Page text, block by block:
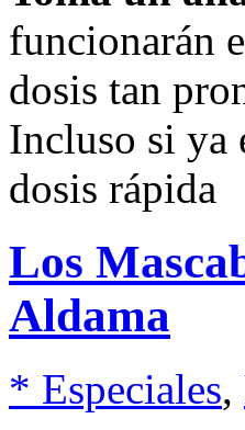
funcionarán
dosis tan
Incluso si ya
dosis rápida
Los
Aldama
* Especiales,